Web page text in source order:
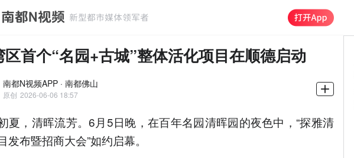
区首个“名园+古城”整体活化项目在顺德启动
南都N视频APP · 南都佛山
原创 2026-06-06 18:57
夏，清晖流芳。6月5日晚，在百年名园清晖园的夜色中，“探雅清
发布暨招商大会”如约启幕。